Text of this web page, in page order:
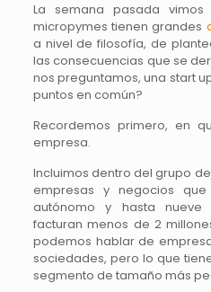
La semana pasada
micropymes tienen grandes
a nivel de filosofía, de
las consecuencias que se
nos preguntamos, una start
puntos en común?
Recordemos primero, en
empresa.
Incluimos dentro del grupo
empresas y negocios
autónomo y hasta nueve
facturan menos de 2
podemos hablar de
sociedades, pero lo que
segmento de tamaño más